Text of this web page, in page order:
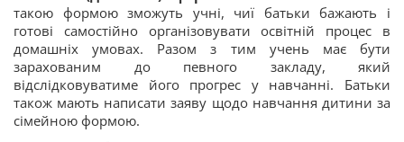
такою формою зможуть учні, чиї батьки бажають і
готові самостійно організовувати освітній процес в
домашніх умовах. Разом з тим учень має бути
зарахованим до певного закладу, який
відслідковуватиме його прогрес у навчанні. Батьки
також мають написати заяву щодо навчання дитини за
сімейною формою.